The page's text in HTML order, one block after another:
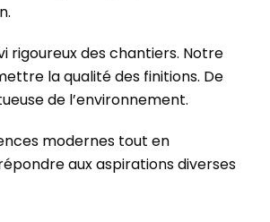
rigoureux des chantiers. Notre
la qualité des finitions. De
de l’environnement.
modernes tout en
aux aspirations diverses